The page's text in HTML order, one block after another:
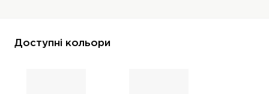
Доступні кольори